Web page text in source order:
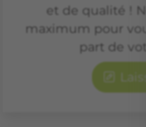
et de qualité !
maximum pour
part de